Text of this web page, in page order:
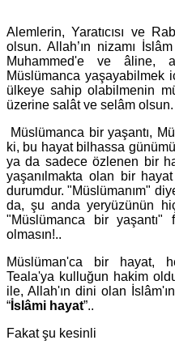
Alemlerin, Yaratıcısı ve
olsun. Allah’ın nizamı
Muhammed'e ve âline,
Müslümanca yaşayabilmek
ülkeye sahip olabilmenin
üzerine salât ve selâm olsun.
Müslümanca bir yaşantı,
ki, bu hayat bilhassa
ya da sadece özlenen bir
yaşanılmakta olan bir
durumdur. "Müslümanım"
da, şu anda yeryüzünün
"Müslümanca bir
olmasın!..
Müslüman'ca bir hayat,
Teala'ya kulluğun hakim
ile, Allah'ın dini olan
“ İslâmi hayat”..
Fakat şu kesinli